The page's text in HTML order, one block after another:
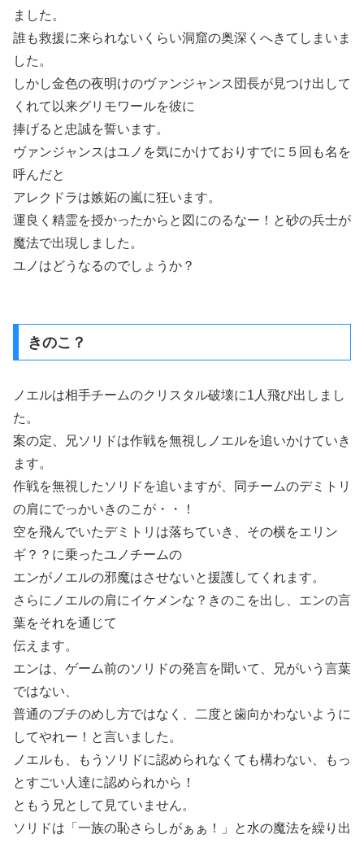
ました。
誰も救援に来られないくらい洞窟の奥深くへきてしまいま
した。
しかし金色の夜明けのヴァンジャンス団長が見つけ出して
くれて以来グリモワールを彼に
捧げると忠誠を誓います。
ヴァンジャンスはユノを気にかけておりすでに５回も名を
呼んだと
アレクドラは嫉妬の嵐に狂います。
運良く精霊を授かったからと図にのるなー！と砂の兵士が
魔法で出現しました。
ユノはどうなるのでしょうか？
きのこ？
ノエルは相手チームのクリスタル破壊に1人飛び出しまし
た。
案の定、兄ソリドは作戦を無視しノエルを追いかけていき
ます。
作戦を無視したソリドを追いますが、同チームのデミトリ
の肩にでっかいきのこが・・！
空を飛んでいたデミトリは落ちていき、その横をエリン
ギ？？に乗ったユノチームの
エンがノエルの邪魔はさせないと援護してくれます。
さらにノエルの肩にイケメンな？きのこを出し、エンの言
葉をそれを通じて
伝えます。
エンは、ゲーム前のソリドの発言を聞いて、兄がいう言葉
ではない、
普通のブチのめし方ではなく、二度と歯向かわないように
してやれー！と言いました。
ノエルも、もうソリドに認められなくても構わない、もっ
とすごい人達に認められから！
ともう兄として見ていません。
ソリドは「一族の恥さらしがぁぁ！」と水の魔法を繰り出